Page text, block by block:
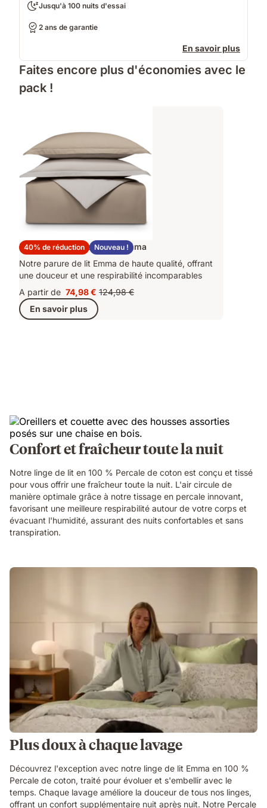
Jusqu'à 100 nuits d'essai
2 ans de garantie
En savoir plus
Faites encore plus d'économies avec le
pack !
40% de réduction Nouveau !
Parure Percale de Coton Emma
Notre parure de lit Emma de haute qualité, offrant
une douceur et une respirabilité incomparables
A partir de Prix
74,98 €
74,98 € Prix
124,98 €
En savoir plus
Confort et fraîcheur toute la nuit
Notre linge de lit en 100 % Percale de coton est conçu et tissé
pour vous offrir une fraîcheur toute la nuit. L'air circule de
manière optimale grâce à notre tissage en percale innovant,
favorisant une meilleure respirabilité autour de votre corps et
évacuant l'humidité, assurant des nuits confortables et sans
transpiration.
Plus doux à chaque lavage
Découvrez l'exception avec notre linge de lit Emma en 100 %
Percale de coton, traité pour évoluer et s'embellir avec le
temps. Chaque lavage améliore la douceur de tous nos linges,
offrant un confort supplémentaire nuit après nuit. Notre Percale